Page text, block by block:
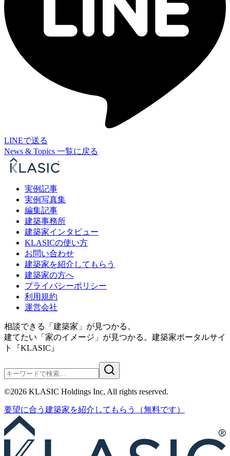
LINEで送る
News & Topics 一覧に戻る
実例記事
実例写真集
編集記事
建築事務所
建築家インタビュー
KLASICの使い方
お問い合わせ
建築家を紹介してもらう
建築家の方へ
プライバシーポリシー
利用規約
運営会社
相談できる「建築家」が見つかる。
建てたい「家のイメージ」が見つかる。 建築家ポータルサイ
ト『KLASIC』
©2026 KLASIC Holdings Inc, All rights reserved.
要望に合う 建築家を紹介 してもらう （無料です）